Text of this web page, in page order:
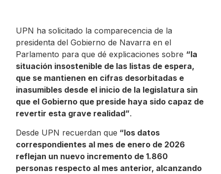
UPN ha solicitado la comparecencia de la
presidenta del Gobierno de Navarra en el
Parlamento para que dé explicaciones sobre “la
situación insostenible de las listas de espera,
que se mantienen en cifras desorbitadas e
inasumibles desde el inicio de la legislatura sin
que el Gobierno que preside haya sido capaz de
revertir esta grave realidad”.
Desde UPN recuerdan que “los datos
correspondientes al mes de enero de 2026
reflejan un nuevo incremento de 1.860
personas respecto al mes anterior, alcanzando